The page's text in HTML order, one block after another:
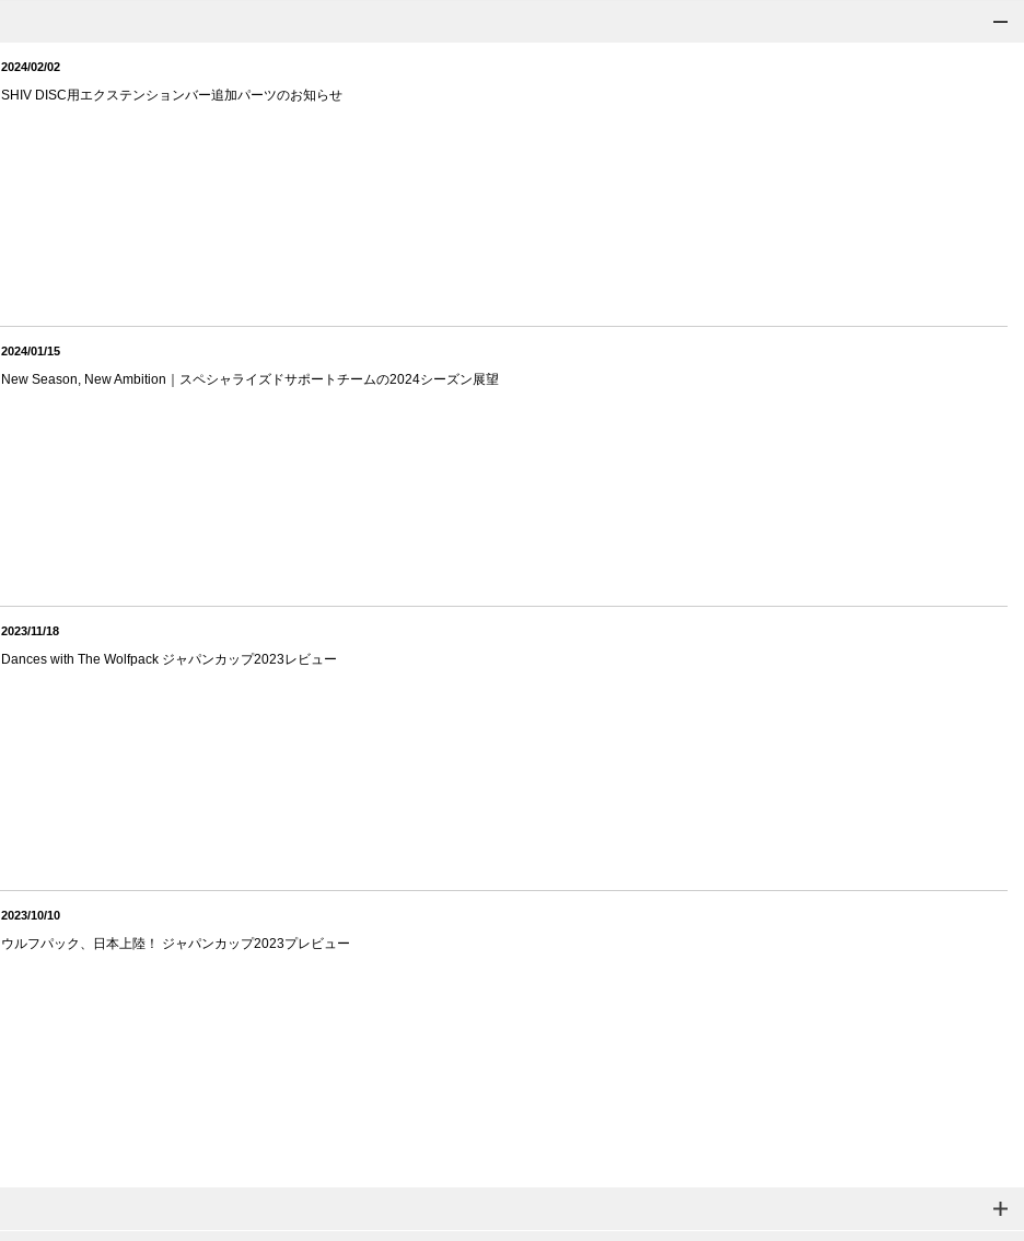
2024/02/02
SHIV DISC用エクステンションバー追加パーツのお知らせ
2024/01/15
New Season, New Ambition｜スペシャライズドサポートチームの2024シーズン展望
2023/11/18
Dances with The Wolfpack ジャパンカップ2023レビュー
2023/10/10
ウルフパック、日本上陸！ ジャパンカップ2023プレビュー